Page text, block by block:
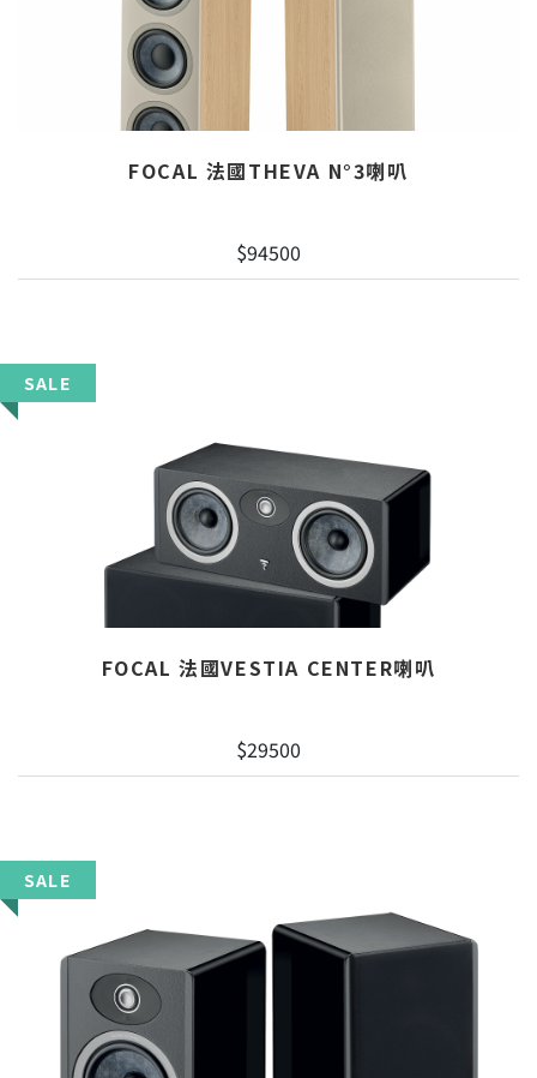
FOCAL 法國THEVA N°3喇叭
$94500
FOCAL 法國VESTIA CENTER喇叭
$29500
SALE
SALE